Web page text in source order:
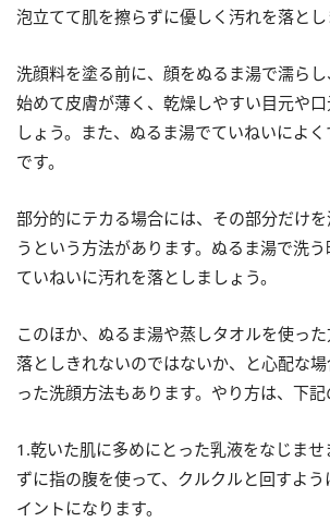
泡立てて肌を擦らずに優しく汚れを落とし
洗顔料を塗る前に、顔をぬるま湯で濡ら
始めて皮膚が薄く、乾燥しやすい目元や
しょう。また、ぬるま湯でていねいによ
です。
部分的にテカる場合には、その部分だけ
うという方法があります。ぬるま湯で洗
ていねいに汚れを落としましょう。
このほか、ぬるま湯や蒸しタオルを使っ
落としきれないのではないか、と心配な
った洗顔方法もあります。やり方は、下記
1.乾いた肌に多めにとった乳液をなじませ
ずに指の腹を使って、クルクルと回すよ
イントになります。